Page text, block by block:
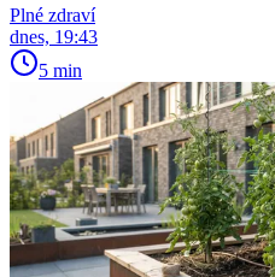
Plné zdraví
dnes, 19:43
5 min